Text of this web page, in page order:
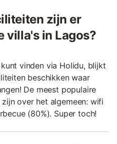
zijn er
villa's in Lagos?
vinden via Holidu, blijkt
beschikken waar
De meest populaire
over het algemeen: wifi
(80%). Super toch!